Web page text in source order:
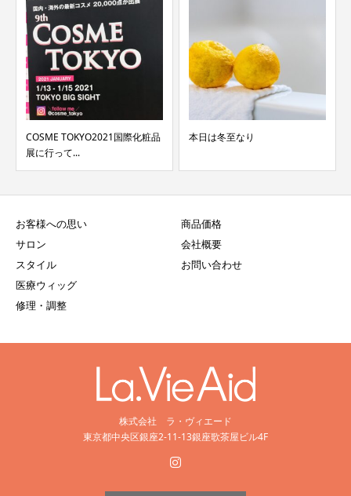
COSME TOKYO2021国際化粧品
展に行って...
本日は冬至なり
お客様への思い
サロン
スタイル
医療ウィッグ
修理・調整
商品価格
会社概要
お問い合わせ
株式会社 ラ・ヴィエード
東京都中央区銀座2-11-13銀座歌茶屋ビル4F